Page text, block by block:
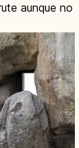
aunque no